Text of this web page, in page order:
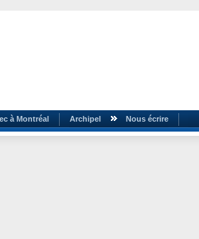
à Montréal Archipel Nous écrire